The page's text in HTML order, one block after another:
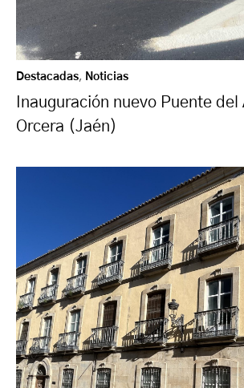
Destacadas, Noticias
Inauguración nuevo Puente del
Orcera (Jaén)